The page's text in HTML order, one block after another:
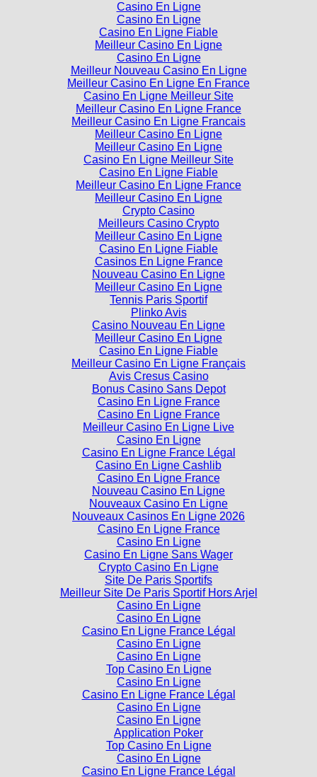
Casino En Ligne
Casino En Ligne
Casino En Ligne Fiable
Meilleur Casino En Ligne
Casino En Ligne
Meilleur Nouveau Casino En Ligne
Meilleur Casino En Ligne En France
Casino En Ligne Meilleur Site
Meilleur Casino En Ligne France
Meilleur Casino En Ligne Francais
Meilleur Casino En Ligne
Meilleur Casino En Ligne
Casino En Ligne Meilleur Site
Casino En Ligne Fiable
Meilleur Casino En Ligne France
Meilleur Casino En Ligne
Crypto Casino
Meilleurs Casino Crypto
Meilleur Casino En Ligne
Casino En Ligne Fiable
Casinos En Ligne France
Nouveau Casino En Ligne
Meilleur Casino En Ligne
Tennis Paris Sportif
Plinko Avis
Casino Nouveau En Ligne
Meilleur Casino En Ligne
Casino En Ligne Fiable
Meilleur Casino En Ligne Français
Avis Cresus Casino
Bonus Casino Sans Depot
Casino En Ligne France
Casino En Ligne France
Meilleur Casino En Ligne Live
Casino En Ligne
Casino En Ligne France Légal
Casino En Ligne Cashlib
Casino En Ligne France
Nouveau Casino En Ligne
Nouveaux Casino En Ligne
Nouveaux Casinos En Ligne 2026
Casino En Ligne France
Casino En Ligne
Casino En Ligne Sans Wager
Crypto Casino En Ligne
Site De Paris Sportifs
Meilleur Site De Paris Sportif Hors Arjel
Casino En Ligne
Casino En Ligne
Casino En Ligne France Légal
Casino En Ligne
Casino En Ligne
Top Casino En Ligne
Casino En Ligne
Casino En Ligne France Légal
Casino En Ligne
Casino En Ligne
Application Poker
Top Casino En Ligne
Casino En Ligne
Casino En Ligne France Légal